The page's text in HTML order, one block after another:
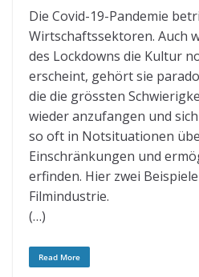
Die Covid-19-Pandemie
Wirtschaftssektoren. Auch
des Lockdowns die Kultur
erscheint, gehört sie
die die grössten
wieder anzufangen und
so oft in Notsituationen
Einschränkungen und
erfinden. Hier zwei
Filmindustrie.
(…)
Read More